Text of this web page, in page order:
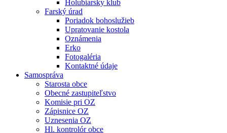
Holubiarsky klub
Farský úrad
Poriadok bohoslužieb
Upratovanie kostola
Oznámenia
Erko
Fotogaléria
Kontaktné údaje
Samospráva
Starosta obce
Obecné zastupiteľstvo
Komisie pri OZ
Zápisnice OZ
Uznesenia OZ
Hl. kontrolór obce